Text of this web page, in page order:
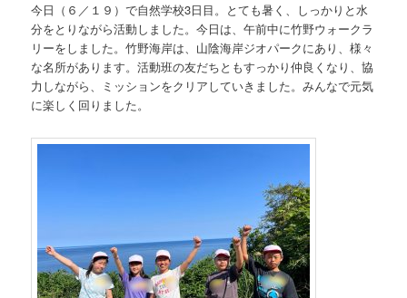
今日（６／１９）で自然学校3日目。とても暑く、しっかりと水
分をとりながら活動しました。今日は、午前中に竹野ウォークラ
リーをしました。竹野海岸は、山陰海岸ジオパークにあり、様々
な名所があります。活動班の友だちともすっかり仲良くなり、協
力しながら、ミッションをクリアしていきました。みんなで元気
に楽しく回りました。